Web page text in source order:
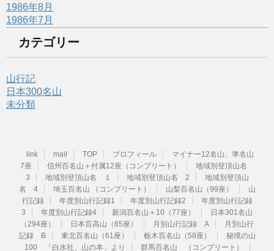
1986年8月
1986年7月
カテゴリー
山行記
日本300名山
未分類
link mail TOP プロフィール
マイナー12名山、準名山
7座
信州百名山＋付属12座（コンプリート）
地域別登頂山名
3
地域別登頂山名 １ 地域別登頂山名 2
地域別登頂山
名 4
埼玉百名山 （コンプリート） 山梨百名山（99座）
山
行記録
年度別山行記録1 年度別山行記録2
年度別山行記録
3
年度別山行記録4 新潟百名山＋10（77座）
日本301名山
（294座）
日本百高山（85座） 月別山行記録 A
月別山行
記録 B
東北百名山（61座） 栃木百名山（58座）
秘境の山
100 「白水社、山の本」より
群馬百名山 （コンプリート）